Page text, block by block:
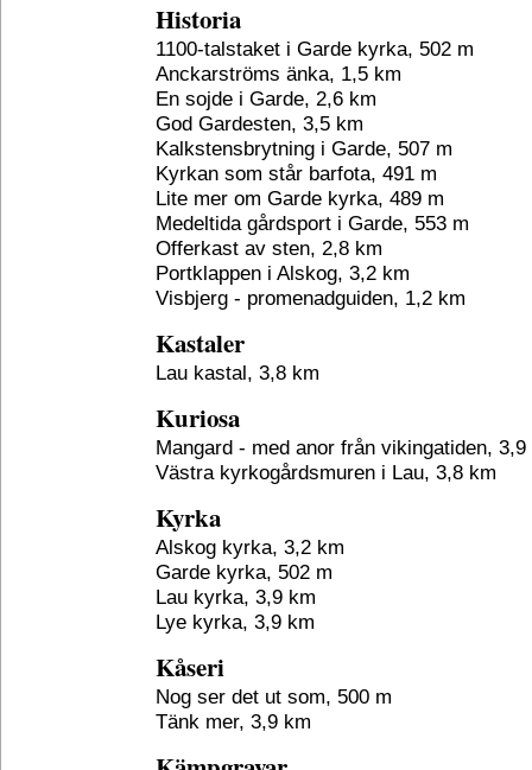
Historia
1100-talstaket i Garde kyrka, 502 m
Anckarströms änka, 1,5 km
En sojde i Garde, 2,6 km
God Gardesten, 3,5 km
Kalkstensbrytning i Garde, 507 m
Kyrkan som står barfota, 491 m
Lite mer om Garde kyrka, 489 m
Medeltida gårdsport i Garde, 553 m
Offerkast av sten, 2,8 km
Portklappen i Alskog, 3,2 km
Visbjerg - promenadguiden, 1,2 km
Kastaler
Lau kastal, 3,8 km
Kuriosa
Mangard - med anor från vikingatiden, 3,9
Västra kyrkogårdsmuren i Lau, 3,8 km
Kyrka
Alskog kyrka, 3,2 km
Garde kyrka, 502 m
Lau kyrka, 3,9 km
Lye kyrka, 3,9 km
Kåseri
Nog ser det ut som, 500 m
Tänk mer, 3,9 km